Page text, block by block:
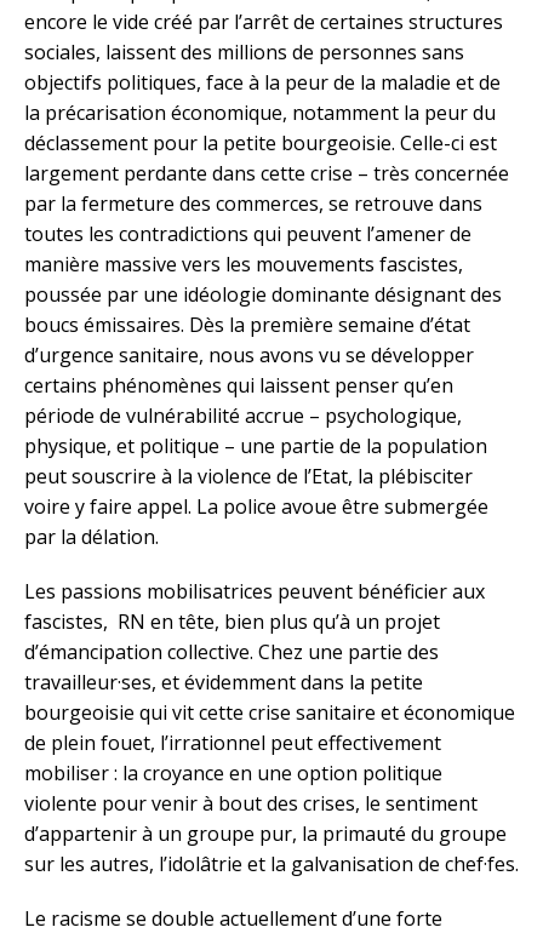
encore le vide créé par l’arrêt de certaines structures
sociales, laissent des millions de personnes sans
objectifs politiques, face à la peur de la maladie et de
la précarisation économique, notamment la peur du
déclassement pour la petite bourgeoisie. Celle-ci est
largement perdante dans cette crise – très concernée
par la fermeture des commerces, se retrouve dans
toutes les contradictions qui peuvent l’amener de
manière massive vers les mouvements fascistes,
poussée par une idéologie dominante désignant des
boucs émissaires. Dès la première semaine d’état
d’urgence sanitaire, nous avons vu se développer
certains phénomènes qui laissent penser qu’en
période de vulnérabilité accrue – psychologique,
physique, et politique – une partie de la population
peut souscrire à la violence de l’Etat, la plébisciter
voire y faire appel. La police avoue être submergée
par la délation.
Les passions mobilisatrices peuvent bénéficier aux
fascistes, RN en tête, bien plus qu’à un projet
d’émancipation collective. Chez une partie des
travailleur·ses, et évidemment dans la petite
bourgeoisie qui vit cette crise sanitaire et économique
de plein fouet, l’irrationnel peut effectivement
mobiliser : la croyance en une option politique
violente pour venir à bout des crises, le sentiment
d’appartenir à un groupe pur, la primauté du groupe
sur les autres, l’idolâtrie et la galvanisation de chef·fes.
Le racisme se double actuellement d’une forte